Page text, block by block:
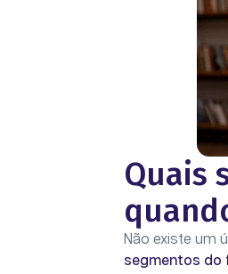
Quais
Não existe um
segmentos do